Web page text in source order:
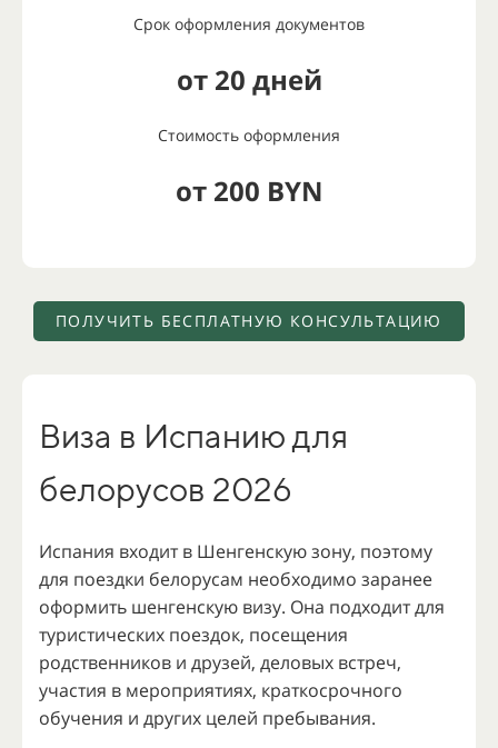
Срок оформления документов
от 20 дней
Стоимость оформления
от 200 BYN
ПОЛУЧИТЬ БЕСПЛАТНУЮ КОНСУЛЬТАЦИЮ
Виза в Испанию для
белорусов 2026
Испания входит в Шенгенскую зону, поэтому
для поездки белорусам необходимо заранее
оформить шенгенскую визу. Она подходит для
туристических поездок, посещения
родственников и друзей, деловых встреч,
участия в мероприятиях, краткосрочного
обучения и других целей пребывания.